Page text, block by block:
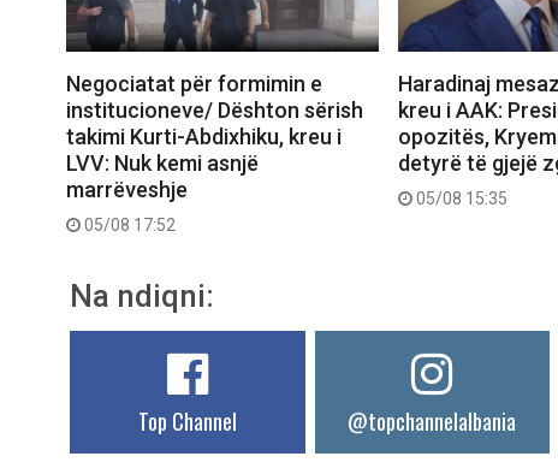
Negociatat për formimin e
institucioneve/ Dështon sërish
takimi Kurti-Abdixhiku, kreu i
LVV: Nuk kemi asnjë
marrëveshje
05/08 17:52
Haradinaj
kreu i AAK:
opozitës,
detyrë të gjejë
05/08 15:35
Na ndiqni:
Top Channel @topchannelalbania